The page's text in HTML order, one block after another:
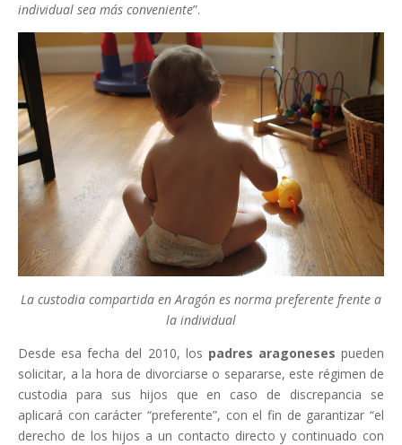
individual sea más conveniente”.
La custodia compartida en Aragón es norma preferente frente a
la individual
Desde esa fecha del 2010, los padres aragoneses pueden
solicitar, a la hora de divorciarse o separarse, este régimen de
custodia para sus hijos que en caso de discrepancia se
aplicará con carácter “preferente”, con el fin de garantizar “el
derecho de los hijos a un contacto directo y continuado con